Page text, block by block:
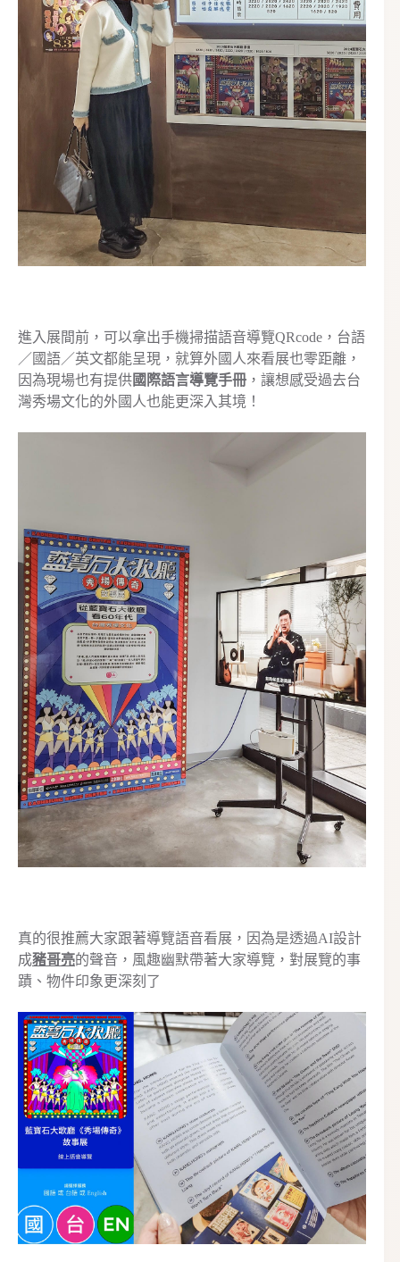
進入展間前，可以拿出手機掃描語音導覽QRcode，台語
／國語／英文都能呈現，就算外國人來看展也零距離，
因為現場也有提供國際語言導覽手冊 ，讓想感受過去台
灣秀場文化的外國人也能更深入其境！
真的很推薦大家跟著導覽語音看展，因為是透過AI設計
成豬哥亮的聲音，風趣幽默帶著大家導覽，對展覽的事
蹟、物件印象更深刻了